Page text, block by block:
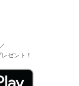
ゼント！